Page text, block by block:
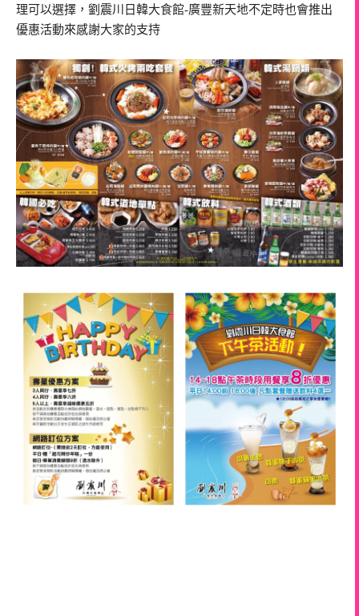
理可以選擇，劉震川日韓大食館-廣豐新天地不定時也會推出
優惠活動來感謝大家的支持